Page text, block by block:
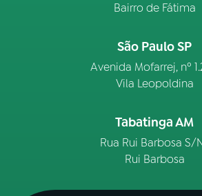
Bairro de Fátima
São Paulo SP
Avenida Mofarrej, nº
Vila Leopoldina
Tabatinga AM
Rua Rui Barbosa S/
Rui Barbosa